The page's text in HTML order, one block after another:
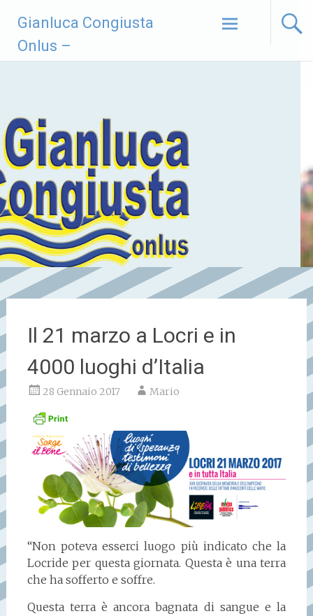
contenuto
Gianluca Congiusta
Onlus –
Il 21 marzo a Locri e in
4000 luoghi d’Italia
28 Gennaio 2017 Mario
“Non poteva esserci luogo più indicato che la
Locride per questa giornata. Questa è una terra
che ha sofferto e soffre.
Questa terra è ancora bagnata di sangue e la